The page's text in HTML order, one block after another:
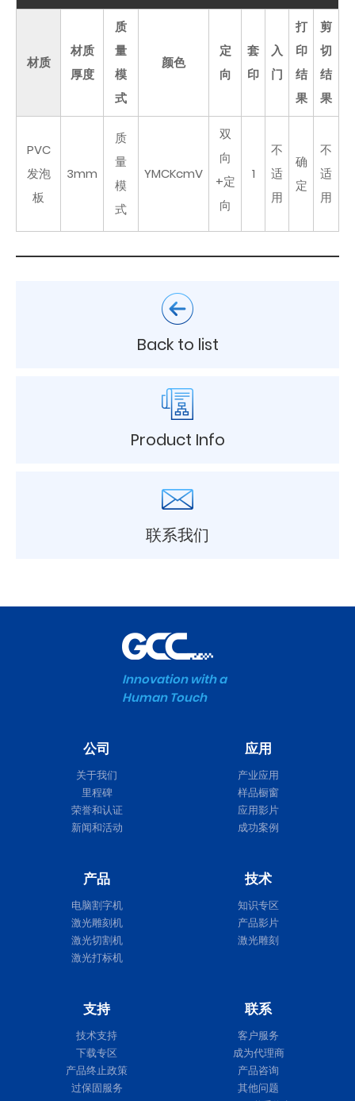
材质
材质
厚度
质
量
模
式
颜色
定
向
套
印
入
门
打
印
结
果
剪
切
结
果
PVC
发泡
板
3mm
质
量
模
式
YMCKcmV
双
向
+定
向
1
不
适
用
确
定
不
适
用
Back to list
Product Info
联系我们
Innovation with a
Human Touch
公司
关于我们
里程碑
荣誉和认证
新闻和活动
应用
产业应用
样品橱窗
应用影片
成功案例
产品
电脑割字机
激光雕刻机
激光切割机
激光打标机
技术
知识专区
产品影片
激光雕刻
支持
技术支持
下载专区
产品终止政策
过保固服务
联系
客户服务
成为代理商
产品咨询
其他问题